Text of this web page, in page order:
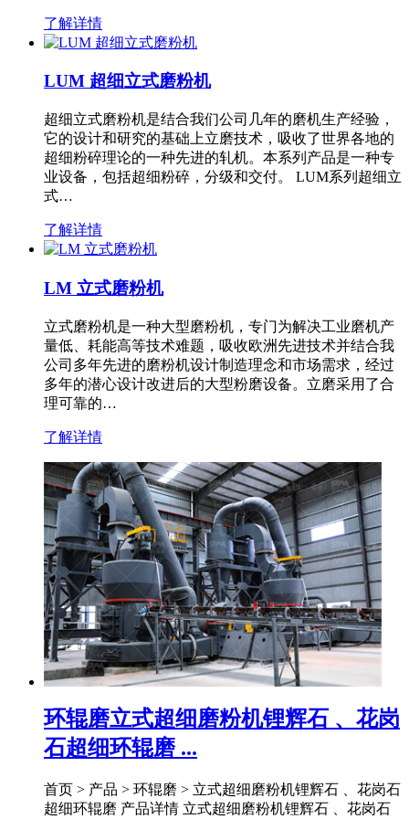
了解详情
LUM 超细立式磨粉机
超细立式磨粉机是结合我们公司几年的磨机生产经验，
它的设计和研究的基础上立磨技术，吸收了世界各地的
超细粉碎理论的一种先进的轧机。本系列产品是一种专
业设备，包括超细粉碎，分级和交付。 LUM系列超细立
式…
了解详情
LM 立式磨粉机
立式磨粉机是一种大型磨粉机，专门为解决工业磨机产
量低、耗能高等技术难题，吸收欧洲先进技术并结合我
公司多年先进的磨粉机设计制造理念和市场需求，经过
多年的潜心设计改进后的大型粉磨设备。立磨采用了合
理可靠的…
了解详情
环辊磨立式超细磨粉机锂辉石 、花岗
石超细环辊磨 ...
首页 > 产品 > 环辊磨 > 立式超细磨粉机锂辉石 、花岗石
超细环辊磨 产品详情 立式超细磨粉机锂辉石 、花岗石